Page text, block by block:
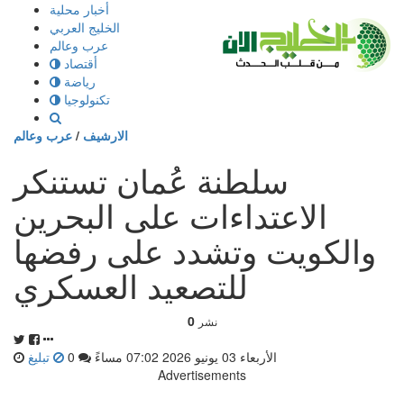
إذهب
المحتوى
أخبار محلية
الخليج العربي
عرب وعالم
أقتصاد
رياضة
تكنولوجيا
الارشيف / عرب وعالم
سلطنة عُمان تستنكر
الاعتداءات على البحرين
والكويت وتشدد على رفضها
للتصعيد العسكري
0 نشر
الأربعاء 03 يونيو 2026 07:02 مساءً
تبليغ
Advertisements